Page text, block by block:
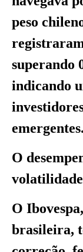
peso
superando
indicando
emergentes.
O
volatilidade
O
brasileira,